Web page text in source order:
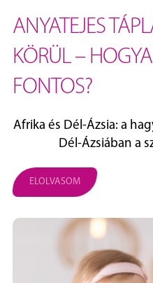
ANYATEJES
KÖRÜL –
FONTOS?
Afrika és Dél‑Ázsia: a
Dél‑Ázsiában a
ELOLVASOM